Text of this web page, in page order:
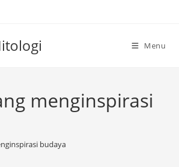
Menu
menginspirasi
budaya